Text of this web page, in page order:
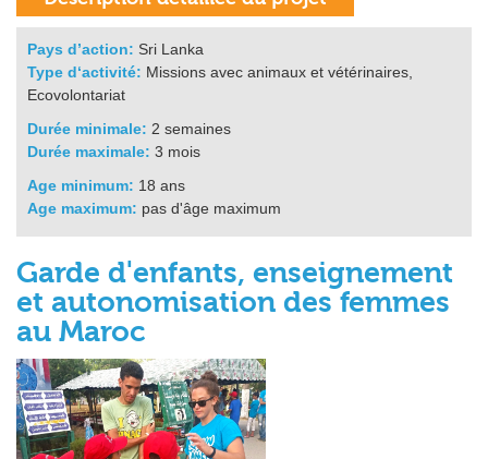
Pays d’action: Sri Lanka
Type d‘activité: Missions avec animaux et vétérinaires,
Ecovolontariat
Durée minimale: 2 semaines
Durée maximale: 3 mois
Age minimum: 18 ans
Age maximum: pas d'âge maximum
Garde d'enfants, enseignement
et autonomisation des femmes
au Maroc